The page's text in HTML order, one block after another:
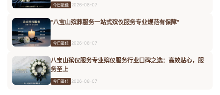
今日最佳 2026-08-07
“八宝山殡葬服务一站式殡仪服务专业规范有保障”
今日最佳 2026-08-07
八宝山殡仪服务专业殡仪服务行业口碑之选：高效贴心，服
务至上
今日最佳 2026-08-07